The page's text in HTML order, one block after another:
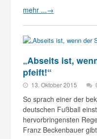
mehr ...→
„Abseits ist,
pfeift!“
13. Oktober 2015
So sprach einer der
deutschen Fußball
hervorbringensten
Franz Beckenbauer